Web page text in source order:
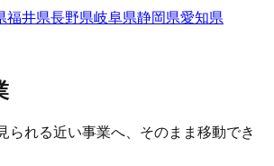
福井県長野県岐阜県静岡県愛知県
られる近い事業へ、そのまま移動でき